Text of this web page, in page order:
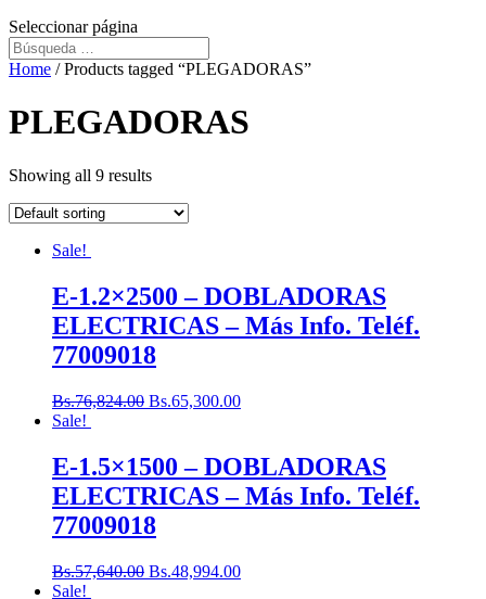
Seleccionar página
Home / Products tagged “PLEGADORAS”
PLEGADORAS
Showing all 9 results
Sale!
E-1.2×2500 – DOBLADORAS
ELECTRICAS – Más Info. Teléf.
77009018
Bs.76,824.00 Bs.65,300.00
Sale!
E-1.5×1500 – DOBLADORAS
ELECTRICAS – Más Info. Teléf.
77009018
Bs.57,640.00 Bs.48,994.00
Sale!